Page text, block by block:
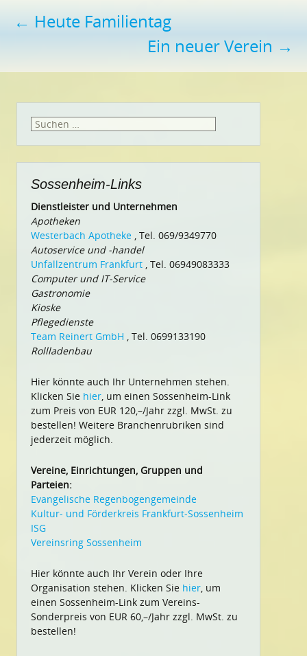
Beitragsnavigation
← Heute Familientag
Ein neuer Verein →
Suchen
Sossenheim-Links
Dienstleister und Unternehmen
Apotheken
Westerbach Apotheke , Tel. 069/9349770
Autoservice und -handel
Unfallzentrum Frankfurt , Tel. 06949083333
Computer und IT-Service
Gastronomie
Kioske
Pflegedienste
Team Reinert GmbH , Tel. 0699133190
Rollladenbau
Hier könnte auch Ihr Unternehmen stehen.
Klicken Sie hier , um einen Sossenheim-Link
zum Preis von EUR 120,–/Jahr zzgl. MwSt. zu
bestellen! Weitere Branchenrubriken sind
jederzeit möglich.
Vereine, Einrichtungen, Gruppen und
Parteien:
Evangelische Regenbogengemeinde
Kultur- und Förderkreis Frankfurt-Sossenheim
ISG
Vereinsring Sossenheim
Hier könnte auch Ihr Verein oder Ihre
Organisation stehen. Klicken Sie hier , um
einen Sossenheim-Link zum Vereins-
Sonderpreis von EUR 60,–/Jahr zzgl. MwSt. zu
bestellen!